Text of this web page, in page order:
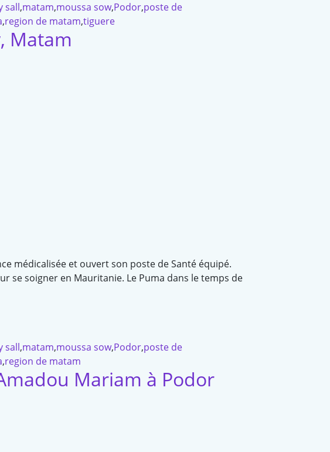
sall,matam,moussa sow,Podor,poste de
,region de matam,tiguere
Matam
médicalisée et ouvert son poste de Santé équipé.
se soigner en Mauritanie. Le Puma dans le temps de
sall,matam,moussa sow,Podor,poste de
,region de matam
Mariam à Podor